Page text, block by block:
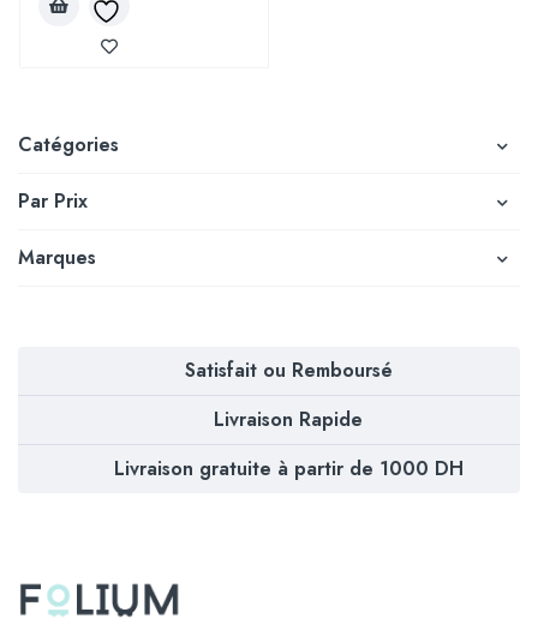
Catégories
Par Prix
Marques
Satisfait ou Remboursé
Livraison Rapide
Livraison gratuite à partir de 1000 DH